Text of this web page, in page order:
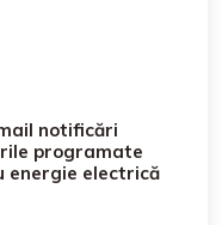
notificări
programate
energie electrică